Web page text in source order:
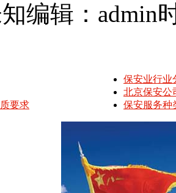
编辑：admin
保安业行业
北京保安公
要求
保安服务种